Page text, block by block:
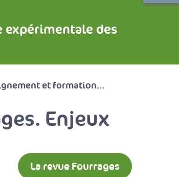
expérimentale des
et formation...
Enjeux
La revue Fourrages